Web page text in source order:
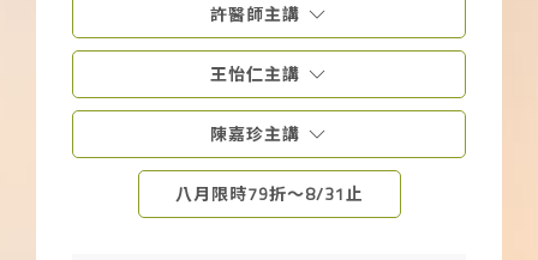
聯絡客服
下載APP
常見問題
許醫師主講
王怡仁主講
陳嘉珍主講
八月限時79折～8/31止